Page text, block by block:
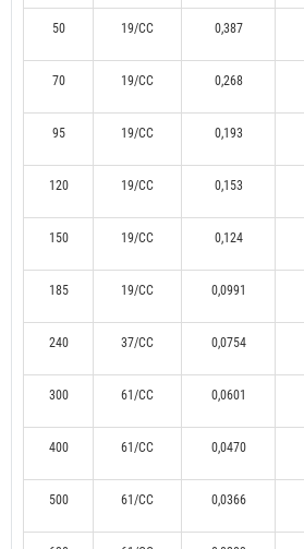
50 19/CC 0,387
70 19/CC 0,268
95 19/CC 0,193
120 19/CC 0,153
150 19/CC 0,124
185 19/CC 0,0991
240 37/CC 0,0754
300 61/CC 0,0601
400 61/CC 0,0470
500 61/CC 0,0366